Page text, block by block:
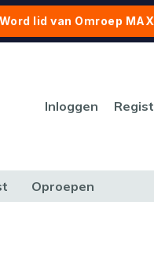
Word lid van Omroep MAX
Inloggen
Oproepen